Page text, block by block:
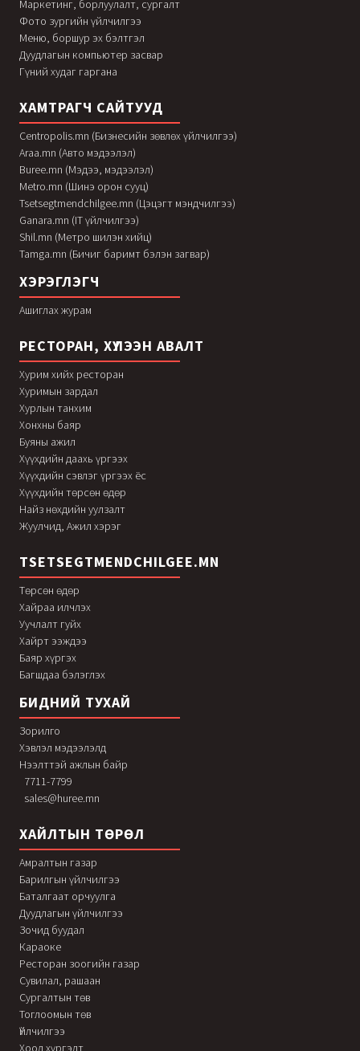
Маркетинг, борлуулалт, сургалт
Фото зургийн үйлчилгээ
Меню, боршур эх бэлтгэл
Дуудлагын компьютер засвар
Гүний худаг гаргана
ХАМТРАГЧ САЙТУУД
Centropolis.mn (Бизнесийн зөвлөх үйлчилгээ)
Araa.mn (Авто мэдээлэл)
Buree.mn (Мэдээ, мэдээлэл)
Metro.mn (Шинэ орон сууц)
Tsetsegtmendchilgee.mn (Цэцэгт мэндчилгээ)
Ganara.mn (IT үйлчилгээ)
Shil.mn (Метро шилэн хийц)
Tamga.mn (Бичиг баримт бэлэн загвар)
ХЭРЭГЛЭГЧ
Ашиглах журам
РЕСТОРАН, ХҮЛЭЭН АВАЛТ
Хурим хийх ресторан
Хуримын зардал
Хурлын танхим
Хонхны баяр
Буяны ажил
Хүүхдийн даахь үргээх
Хүүхдийн сэвлэг үргээх ёс
Хүүхдийн төрсөн өдөр
Найз нөхдийн уулзалт
Жуулчид, Ажил хэрэг
TSETSEGTMENDCHILGEE.MN
Төрсөн өдөр
Хайраа илчлэх
Уучлалт гуйх
Хайрт ээждээ
Баяр хүргэх
Багшдаа бэлэглэх
БИДНИЙ ТУХАЙ
Зорилго
Хэвлэл мэдээлэлд
Нээлттэй ажлын байр
7711-7799
sales@huree.mn
ХАЙЛТЫН ТӨРӨЛ
Амралтын газар
Барилгын үйлчилгээ
Баталгаат орчуулга
Дуудлагын үйлчилгээ
Зочид буудал
Караоке
Ресторан зоогийн газар
Сувилал, рашаан
Сургалтын төв
Тоглоомын төв
Үйлчилгээ
Хоол хүргэлт